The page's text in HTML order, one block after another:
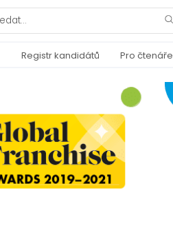
Registr kandidátů Pro čtenáře